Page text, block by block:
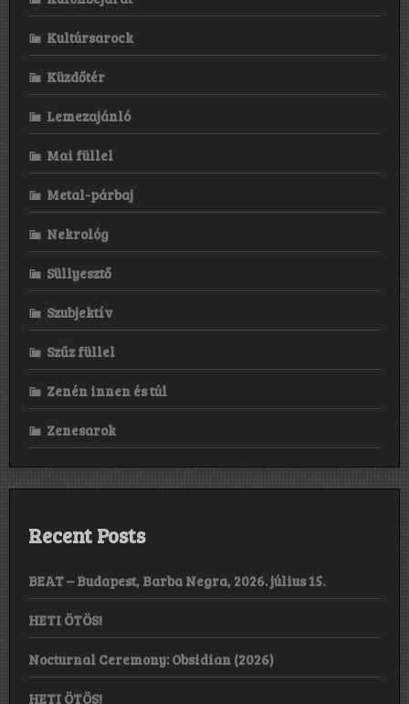
Kultúrsarock
Küzdőtér
Lemezajánló
Mai füllel
Metal-párbaj
Nekrológ
Süllyesztő
Szubjektív
Szűz füllel
Zenén innen és túl
Zenesarok
Recent Posts
BEAT – Budapest, Barba Negra, 2026. július 15.
HETI ÖTÖS!
Nocturnal Ceremony: Obsidian (2026)
HETI ÖTÖS!